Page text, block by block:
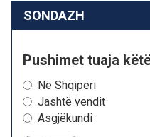
SONDAZH
Pushimet tuaja
Në Shqipëri
Jashtë vendit
Asgjëkundi